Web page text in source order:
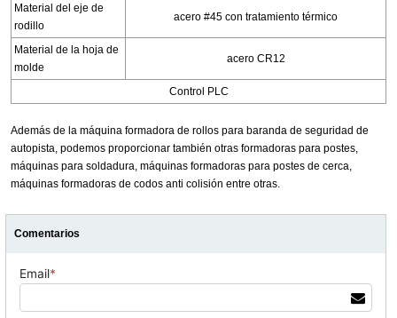
Material del eje de
rodillo
acero #45 con tratamiento térmico
Material de la hoja de
molde
acero CR12
Control PLC
Además de la máquina formadora de rollos para baranda de seguridad de
autopista, podemos proporcionar también otras formadoras para postes,
máquinas para soldadura, máquinas formadoras para postes de cerca,
máquinas formadoras de codos anti colisión entre otras.
Comentarios